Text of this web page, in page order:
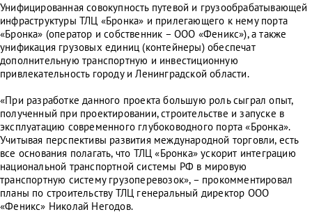
Унифицированная совокупность путевой и грузообрабатывающей
инфраструктуры ТЛЦ «Бронка» и прилегающего к нему порта
«Бронка» (оператор и собственник – ООО «Феникс»), а также
унификация грузовых единиц (контейнеры) обеспечат
дополнительную транспортную и инвестиционную
привлекательность городу и Ленинградской области.
«При разработке данного проекта большую роль сыграл опыт,
полученный при проектировании, строительстве и запуске в
эксплуатацию современного глубоководного порта «Бронка».
Учитывая перспективы развития международной торговли, есть
все основания полагать, что ТЛЦ «Бронка» ускорит интеграцию
национальной транспортной системы РФ в мировую
транспортную систему грузоперевозок», – прокомментировал
планы по строительству ТЛЦ генеральный директор ООО
«Феникс» Николай Негодов.